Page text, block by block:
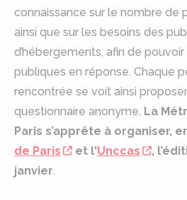
connaissance sur le nombre de
ainsi que sur les besoins des
d’hébergements, afin de
publiques en réponse. Chaque
rencontrée se voit ainsi
questionnaire anonyme. La
Paris s’apprête à organiser,
de Paris
et l'Unccas
,
janvier.